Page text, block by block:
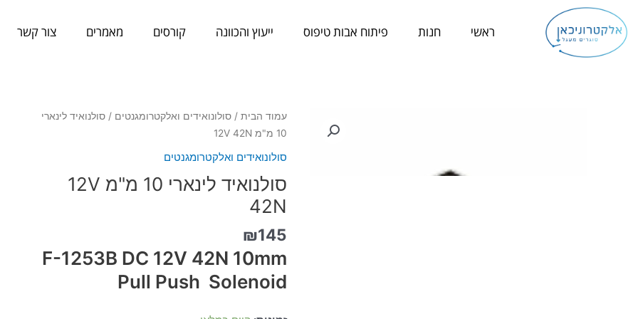
לתוכן
ראשי חנות פיתוח אבות טיפוס ייעוץ והכוונה קורסים מאמרים צור קשר
עמוד הבית/ סולונואידים ואלקטרומגנטים / סולנואיד לינארי
10 מ"מ 12V 42N
סולונואידים ואלקטרומגנטים
סולנואיד לינארי 10 מ"מ 12V
42N
₪145
F-1253B DC 12V 42N 10mm
Pull Push Solenoid
כמות
של
סולנואיד
10
מ"מ
12V
42N